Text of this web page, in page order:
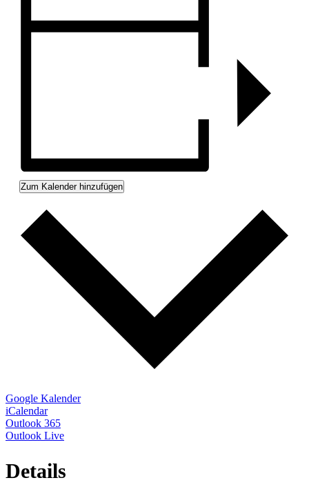
Zum Kalender hinzufügen
Google Kalender
iCalendar
Outlook 365
Outlook Live
Details